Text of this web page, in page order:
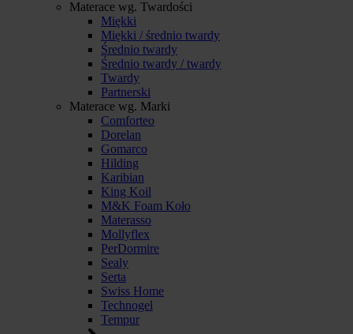
Materace wg. Twardości
Miękki
Miękki / średnio twardy
Średnio twardy
Średnio twardy / twardy
Twardy
Partnerski
Materace wg. Marki
Comforteo
Dorelan
Gomarco
Hilding
Karibian
King Koil
M&K Foam Koło
Materasso
Mollyflex
PerDormire
Sealy
Serta
Swiss Home
Technogel
Tempur